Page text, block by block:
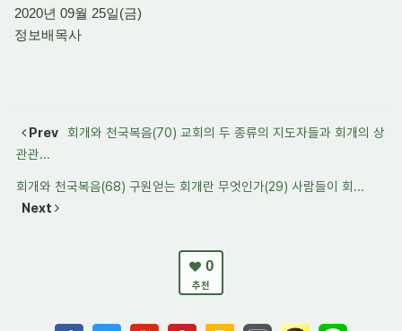
2020년 09월 25일(금)
정보배목사
Prev
회개와 천국복음(70) 교회의 두 종류의 지도자들과 회개의 상
관관...
회개와 천국복음(68) 구원얻는 회개란 무엇인가(29) 사람들이 회...
Next
0
추천